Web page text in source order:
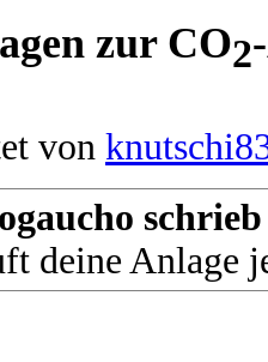
zur CO2
von
deine Anlage